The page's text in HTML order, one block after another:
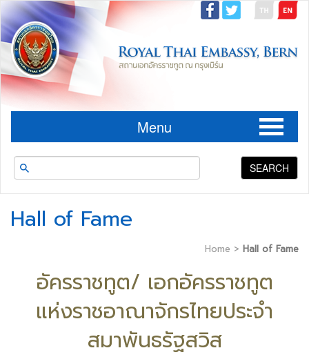
Menu
SEARCH
Hall of Fame
Home > Hall of Fame
อัครราชทูต/ เอกอัครราชทูต
แห่งราชอาณาจักรไทยประจำ
สมาพันธรัฐสวิส